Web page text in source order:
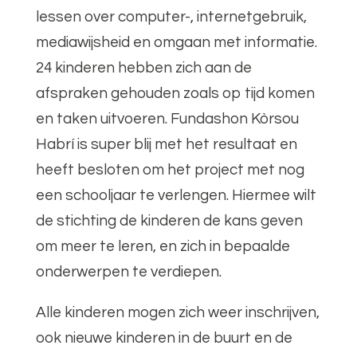
lessen over computer-, internetgebruik,
mediawijsheid en omgaan met informatie.
24 kinderen hebben zich aan de
afspraken gehouden zoals op tijd komen
en taken uitvoeren. Fundashon Kòrsou
Habrí is super blij met het resultaat en
heeft besloten om het project met nog
een schooljaar te verlengen. Hiermee wilt
de stichting de kinderen de kans geven
om meer te leren, en zich in bepaalde
onderwerpen te verdiepen.
Alle kinderen mogen zich weer inschrijven,
ook nieuwe kinderen in de buurt en de